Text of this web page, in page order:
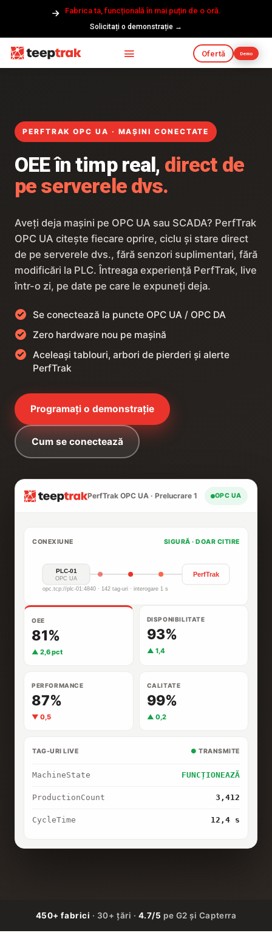
Fabrica ta, funcțională în mai puțin de o oră.
Solicitați o demonstrație →
Ofertă Demo
PERFTRAK OPC UA · MAȘINI CONECTATE
OEE în timp real, direct de
pe serverele dvs.
Aveți deja mașini pe OPC UA sau SCADA? PerfTrak
OPC UA citește fiecare oprire, ciclu și stare direct
de pe serverele dvs., fără senzori suplimentari, fără
modificări la PLC. Întreaga experiență PerfTrak, live
într-o zi, pe date pe care le expuneți deja.
Se conectează la puncte OPC UA / OPC DA
Zero hardware nou pe mașină
Aceleași tablouri, arbori de pierderi și alerte
PerfTrak
Programați o demonstrație
Cum se conectează
PerfTrak OPC UA · Prelucrare 1 OPC UA
CONEXIUNE SIGURĂ · DOAR CITIRE
PLC-01
OPC UA
PerfTrak
opc.tcp://plc-01:4840 · 142 tag-uri · interogare 1 s
OEE
81%
▲ 2,6 pct
DISPONIBILITATE
93%
▲ 1,4
PERFORMANCE
87%
▼ 0,5
CALITATE
99%
▲ 0,2
TAG-URI LIVE ● TRANSMITE
MachineState FUNCȚIONEAZĂ
ProductionCount 3,412
CycleTime 12,4 s
450+ fabrici · 30+ țări · 4.7/5 pe G2 și Capterra